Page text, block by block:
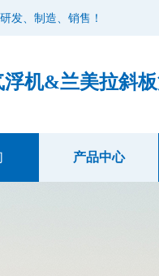
发、制造、销售！
浮机&兰美拉斜
产品中心